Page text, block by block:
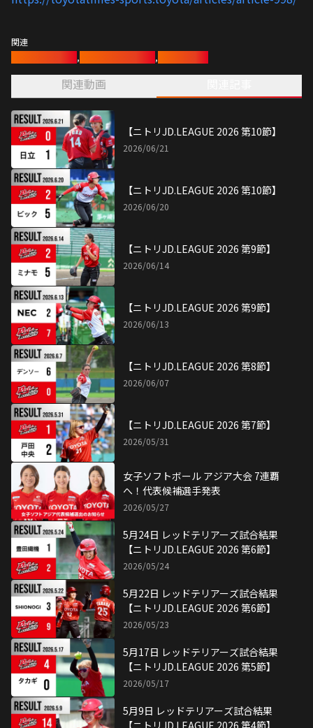
【ニトリJD.LEAGUE 2026 第9節】
【ニトリJD.LEAGUE 2026 第8節】
【ニトリJD.LEAGUE 2026 第7節】
2026/05/31
へ！代表候補選手発表
2026/05/27
【ニトリJD.LEAGUE 2026 第6節】
2026/05/24
【ニトリJD.LEAGUE 2026 第6節】
2026/05/23
【ニトリJD.LEAGUE 2026 第5節】
2026/05/17
【ニトリJD.LEAGUE 2026 第4節】
2026/05/09
4月25日 レッドテリアーズ試合結果
【ニトリJD.LEAGUE 2026 第3節】
2026/04/25
4月19日 レッドテリアーズ試合結果
【ニトリJD.LEAGUE 2026 第2節】
2026/04/19
4月13日 レッドテリアーズ試合結果
【ニトリJD.LEAGUE 2026 第1節】
2026/04/13
4月12日 レッドテリアーズ試合結果
【ニトリJD.LEAGUE 2026 第1節】
2026/04/12
4月11日 レッドテリアーズ試合結果
【ニトリJD.LEAGUE 2026 第1節】